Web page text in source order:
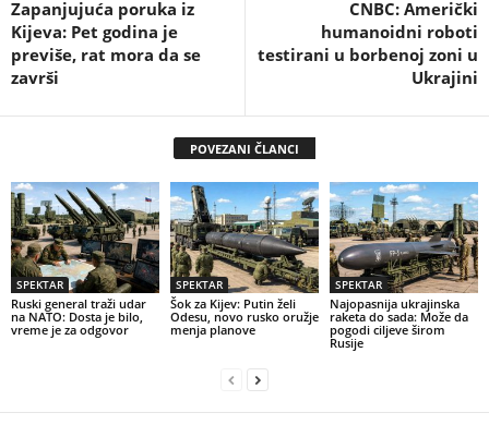
Zapanjujuća poruka iz
Kijeva: Pet godina je
previše, rat mora da se
završi
CNBC: Američki
humanoidni roboti
testirani u borbenoj zoni u
Ukrajini
POVEZANI ČLANCI
SPEKTAR
Ruski general traži udar
na NATO: Dosta je bilo,
vreme je za odgovor
SPEKTAR
Šok za Kijev: Putin želi
Odesu, novo rusko oružje
menja planove
SPEKTAR
Najopasnija ukrajinska
raketa do sada: Može da
pogodi ciljeve širom
Rusije